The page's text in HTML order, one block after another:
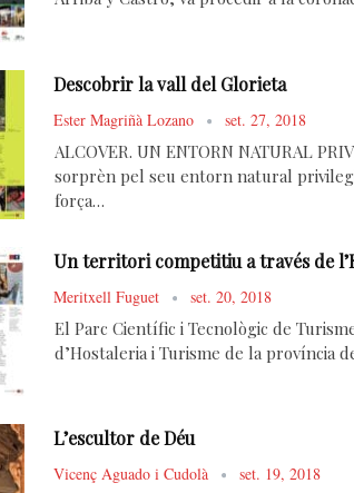
Descobrir la vall del Glorieta
Ester Magriñà Lozano set. 27, 2018
ALCOVER. UN ENTORN NATURAL
sorprèn pel seu entorn natural
força…
Un territori competitiu a través de
Meritxell Fuguet set. 20, 2018
El Parc Científic i Tecnològic de
d’Hostaleria i Turisme de la província
L’escultor de Déu
Vicenç Aguado i Cudolà set. 19, 2018